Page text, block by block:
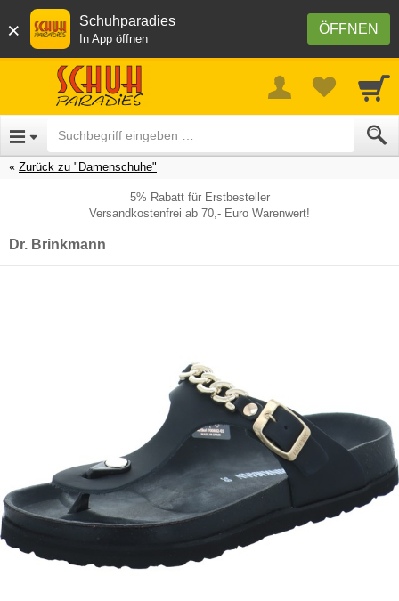
× ÖFFNEN
Schuhparadies
In App öffnen
Zurück zu "Damenschuhe"
5% Rabatt für Erstbesteller
Versandkostenfrei ab 70,- Euro Warenwert!
Dr. Brinkmann